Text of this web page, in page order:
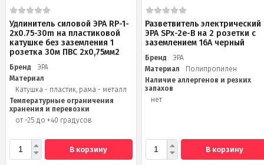
Удлинитель силовой ЭРА RP-1-
2x0.75-30m на пластиковой
катушке без заземления 1
розетка 30м ПВС 2х0,75мм2
Бренд
ЭРА
Материал
Катушка - пластик, рама - металл
Температурные ограничения
хранения и перевозки
от -25 до +40 градусов
В корзину
Разветвитель электрический
ЭРА SPx-2e-B на 2 розетки с
заземлением 16А черный
Бренд
ЭРА
Материал
Полипропилен
Наличие аллергенов и резких
запахов
нет
В корзину